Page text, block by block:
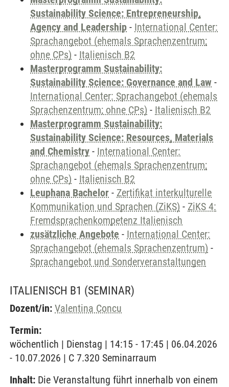
Sustainability Science: Entrepreneurship,
Agency and Leadership - International Center:
Sprachangebot (ehemals Sprachenzentrum;
ohne CPs) - Italienisch B2
Masterprogramm Sustainability:
Sustainability Science: Governance and Law -
International Center: Sprachangebot (ehemals
Sprachenzentrum; ohne CPs) - Italienisch B2
Masterprogramm Sustainability:
Sustainability Science: Resources, Materials
and Chemistry - International Center:
Sprachangebot (ehemals Sprachenzentrum;
ohne CPs) - Italienisch B2
Leuphana Bachelor - Zertifikat interkulturelle
Kommunikation und Sprachen (ZiKS) - ZiKS 4:
Fremdsprachenkompetenz Italienisch
zusätzliche Angebote - International Center:
Sprachangebot (ehemals Sprachenzentrum) -
Sprachangebot und Sonderveranstaltungen
ITALIENISCH B1 (SEMINAR)
Dozent/in: Valentina Concu
Termin:
wöchentlich | Dienstag | 14:15 - 17:45 | 06.04.2026
- 10.07.2026 | C 7.320 Seminarraum
Inhalt: Die Veranstaltung führt innerhalb von einem